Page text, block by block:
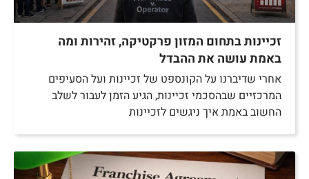
זכיינות בתחום המזון פרקטיקה, זהירות ומה
באמת עושה את ההבדל
אחרי שדיברנו על הקונספט של זכיינות ועל הסעיפים
המרכזיים שבהסכמי זכיינות, הגיע הזמן לעבור לשלב
החשוב באמת איך ניגשים לזכיינות